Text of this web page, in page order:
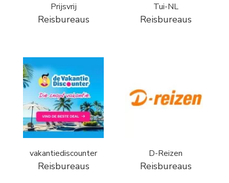
Prijsvrij
Reisbureaus
Tui-NL
Reisbureaus
vakantiediscounter
Reisbureaus
D-Reizen
Reisbureaus